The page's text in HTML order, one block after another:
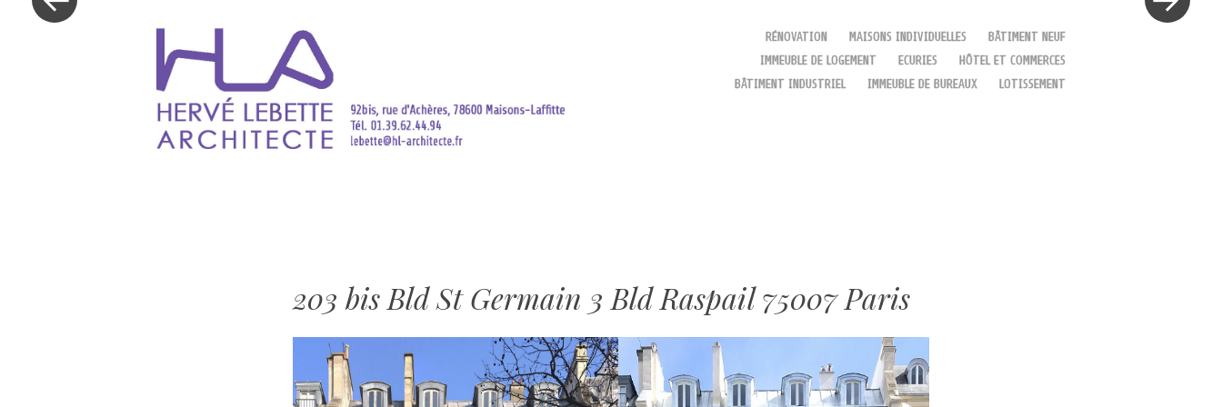
RÉNOVATION MAISONS INDIVIDUELLES
BÂTIMENT NEUF
IMMEUBLE DE LOGEMENT
ECURIES
HÔTEL ET COMMERCES
BÂTIMENT INDUSTRIEL
IMMEUBLE DE BUREAUX LOTISSEMENT
203 bis Bld St Germain 3 Bld Raspail 75007 Paris